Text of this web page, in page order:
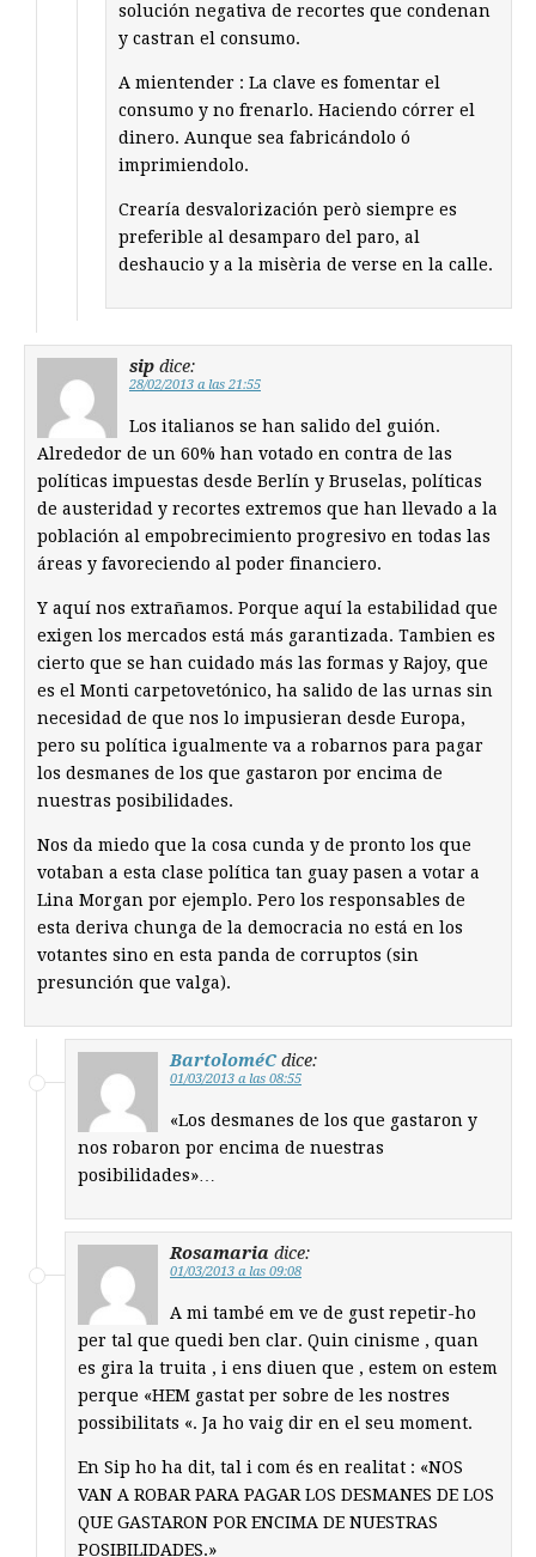
solución negativa de recortes que condenan
y castran el consumo.
A mientender : La clave es fomentar el
consumo y no frenarlo. Haciendo córrer el
dinero. Aunque sea fabricándolo ó
imprimiendolo.
Crearía desvalorización però siempre es
preferible al desamparo del paro, al
deshaucio y a la misèria de verse en la calle.
sip dice:
28/02/2013 a las 21:55
Los italianos se han salido del guión.
Alrededor de un 60% han votado en contra de las
políticas impuestas desde Berlín y Bruselas, políticas
de austeridad y recortes extremos que han llevado a la
población al empobrecimiento progresivo en todas las
áreas y favoreciendo al poder financiero.
Y aquí nos extrañamos. Porque aquí la estabilidad que
exigen los mercados está más garantizada. Tambien es
cierto que se han cuidado más las formas y Rajoy, que
es el Monti carpetovetónico, ha salido de las urnas sin
necesidad de que nos lo impusieran desde Europa,
pero su política igualmente va a robarnos para pagar
los desmanes de los que gastaron por encima de
nuestras posibilidades.
Nos da miedo que la cosa cunda y de pronto los que
votaban a esta clase política tan guay pasen a votar a
Lina Morgan por ejemplo. Pero los responsables de
esta deriva chunga de la democracia no está en los
votantes sino en esta panda de corruptos (sin
presunción que valga).
BartoloméC dice:
01/03/2013 a las 08:55
«Los desmanes de los que gastaron y
nos robaron por encima de nuestras
posibilidades»…
Rosamaria dice:
01/03/2013 a las 09:08
A mi també em ve de gust repetir-ho
per tal que quedi ben clar. Quin cinisme , quan
es gira la truita , i ens diuen que , estem on estem
perque «HEM gastat per sobre de les nostres
possibilitats «. Ja ho vaig dir en el seu moment.
En Sip ho ha dit, tal i com és en realitat : «NOS
VAN A ROBAR PARA PAGAR LOS DESMANES DE LOS
QUE GASTARON POR ENCIMA DE NUESTRAS
POSIBILIDADES.»